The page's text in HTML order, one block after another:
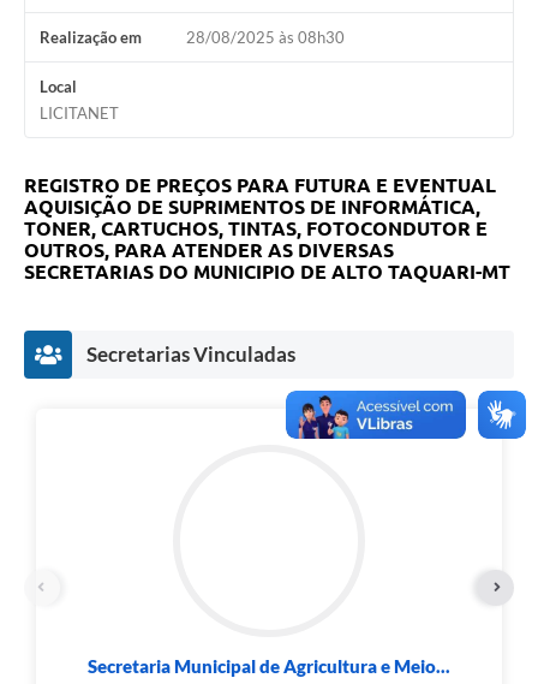
Realização em 28/08/2025 às 08h30
Local
LICITANET
REGISTRO DE PREÇOS PARA FUTURA E EVENTUAL
AQUISIÇÃO DE SUPRIMENTOS DE INFORMÁTICA,
TONER, CARTUCHOS, TINTAS, FOTOCONDUTOR E
OUTROS, PARA ATENDER AS DIVERSAS
SECRETARIAS DO MUNICIPIO DE ALTO TAQUARI-MT
Secretarias Vinculadas
Secretaria Municipal de Agricultura e Meio...